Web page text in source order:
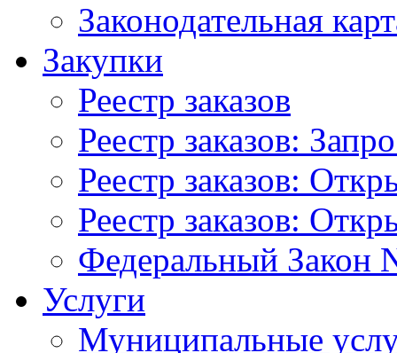
Законодательная
Закупки
Реестр заказов
Реестр заказов:
Реестр заказов:
Реестр заказов:
Федеральный Закон
Услуги
Муниципальные